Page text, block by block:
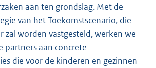
aan ten grondslag. Met de
van het Toekomstscenario, die
zal worden vastgesteld, werken we
partners aan concrete
die voor de kinderen en gezinnen